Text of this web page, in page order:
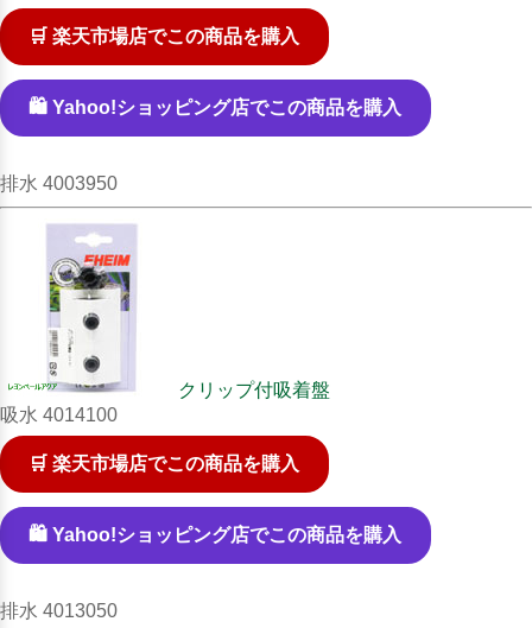
🛒 楽天市場店でこの商品を購入
🛍️ Yahoo!ショッピング店でこの商品を購入
排水 4003950
クリップ付吸着盤
吸水 4014100
🛒 楽天市場店でこの商品を購入
🛍️ Yahoo!ショッピング店でこの商品を購入
排水 4013050